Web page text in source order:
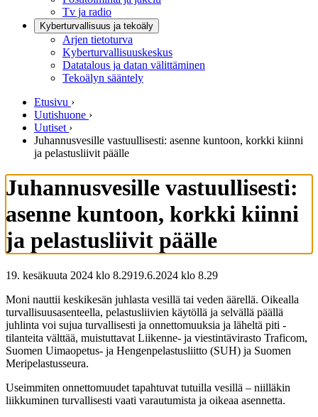
Tv ja radio
Kyberturvallisuus ja tekoäly
Arjen tietoturva
Kyberturvallisuuskeskus
Datatalous ja datan välittäminen
Tekoälyn sääntely
Etusivu ›
Uutishuone ›
Uutiset ›
Juhannusvesille vastuullisesti: asenne kuntoon, korkki kiinni
ja pelastusliivit päälle
Juhannusvesille vastuullisesti:
asenne kuntoon, korkki kiinni
ja pelastusliivit päälle
19. kesäkuuta 2024 klo 8.2919.6.2024 klo 8.29
Moni nauttii keskikesän juhlasta vesillä tai veden äärellä. Oikealla
turvallisuusasenteella, pelastusliivien käytöllä ja selvällä päällä
juhlinta voi sujua turvallisesti ja onnettomuuksia ja läheltä piti -
tilanteita välttää, muistuttavat Liikenne- ja viestintävirasto Traficom,
Suomen Uimaopetus- ja Hengenpelastusliitto (SUH) ja Suomen
Meripelastusseura.
Useimmiten onnettomuudet tapahtuvat tutuilla vesillä – niilläkin
liikkuminen turvallisesti vaati varautumista ja oikeaa asennetta.